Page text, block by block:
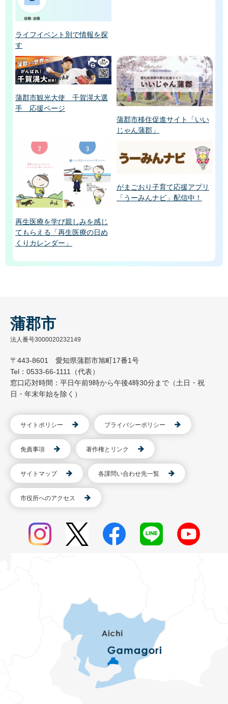
ライフイベント別で情報を探
す
蒲郡市観光大使 千賀滉大選
手 応援ページ
蒲郡市移住促進サイト「いい
じゃん蒲郡」
再生医療を学び親しみを感じ
てもらえる「再生医療の日め
くりカレンダー」
がまごおり子育て応援アプリ
「うーみんナビ」配信中！
蒲郡市
法人番号3000020232149
〒443-8601 愛知県蒲郡市旭町17番1号
Tel：0533-66-1111（代表）
窓口応対時間：平日午前9時から午後4時30分まで（土日・祝
日・年末年始を除く）
サイトポリシー プライバシーポリシー
免責事項 著作権とリンク
サイトマップ 各課問い合わせ先一覧
市役所へのアクセス